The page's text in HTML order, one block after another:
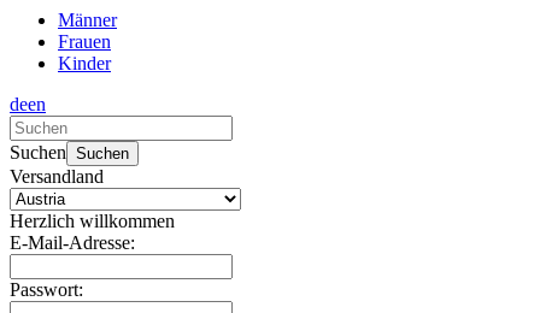
Männer
Frauen
Kinder
deen
die
nach
oben
unten,
um
das
Suchen Suchen
Versandland
Herzlich willkommen
E-Mail-Adresse:
Passwort: